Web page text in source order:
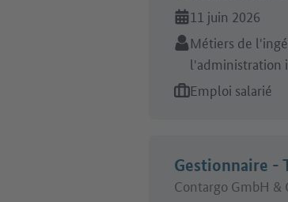
En ligne depuis:
11 juin 2026
Secteur:
Métiers de
l'administration
Type d'offre
Emploi salarié
Gestionnaire -
Contargo GmbH &